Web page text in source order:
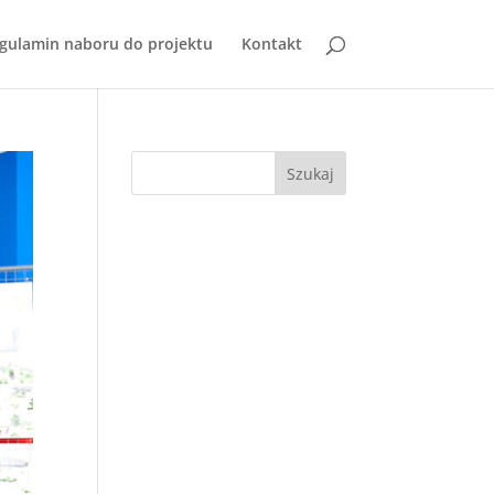
naboru do projektu Kontakt